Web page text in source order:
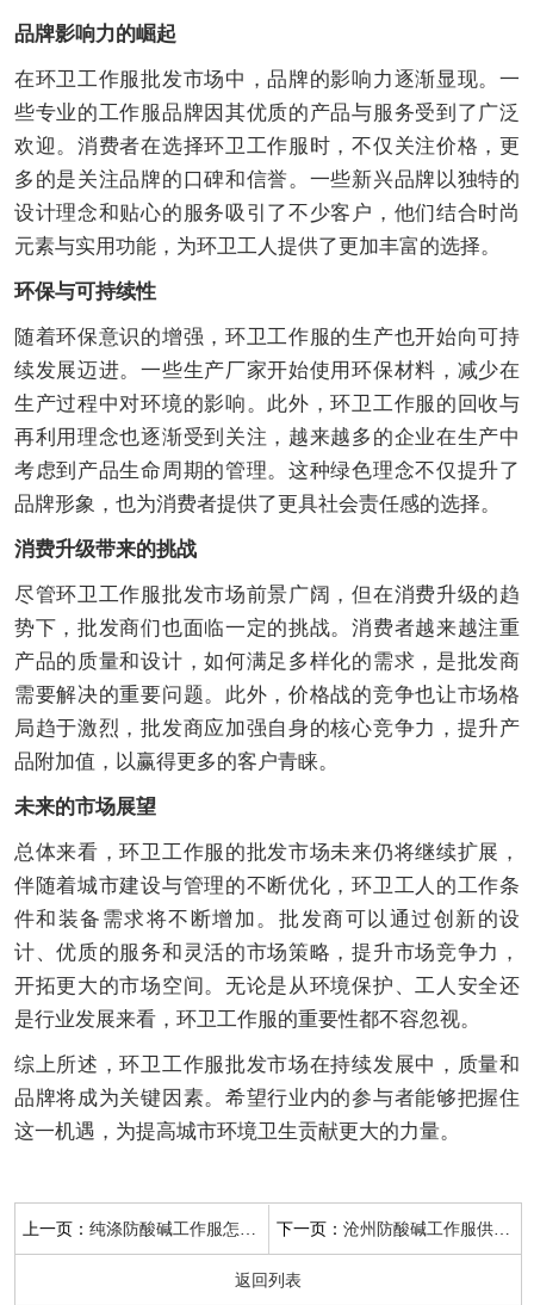
品牌影响力的崛起
在环卫工作服批发市场中，品牌的影响力逐渐显现。一
些专业的工作服品牌因其优质的产品与服务受到了广泛
欢迎。消费者在选择环卫工作服时，不仅关注价格，更
多的是关注品牌的口碑和信誉。一些新兴品牌以独特的
设计理念和贴心的服务吸引了不少客户，他们结合时尚
元素与实用功能，为环卫工人提供了更加丰富的选择。
环保与可持续性
随着环保意识的增强，环卫工作服的生产也开始向可持
续发展迈进。一些生产厂家开始使用环保材料，减少在
生产过程中对环境的影响。此外，环卫工作服的回收与
再利用理念也逐渐受到关注，越来越多的企业在生产中
考虑到产品生命周期的管理。这种绿色理念不仅提升了
品牌形象，也为消费者提供了更具社会责任感的选择。
消费升级带来的挑战
尽管环卫工作服批发市场前景广阔，但在消费升级的趋
势下，批发商们也面临一定的挑战。消费者越来越注重
产品的质量和设计，如何满足多样化的需求，是批发商
需要解决的重要问题。此外，价格战的竞争也让市场格
局趋于激烈，批发商应加强自身的核心竞争力，提升产
品附加值，以赢得更多的客户青睐。
未来的市场展望
总体来看，环卫工作服的批发市场未来仍将继续扩展，
伴随着城市建设与管理的不断优化，环卫工人的工作条
件和装备需求将不断增加。批发商可以通过创新的设
计、优质的服务和灵活的市场策略，提升市场竞争力，
开拓更大的市场空间。无论是从环境保护、工人安全还
是行业发展来看，环卫工作服的重要性都不容忽视。
综上所述，环卫工作服批发市场在持续发展中，质量和
品牌将成为关键因素。希望行业内的参与者能够把握住
这一机遇，为提高城市环境卫生贡献更大的力量。
上一页：纯涤防酸碱工作服怎么穿 下一页：沧州防酸碱工作服供应商
返回列表